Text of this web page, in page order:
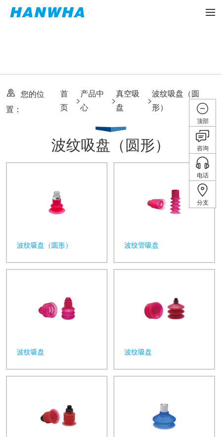
您的位
置：
首
页
>
产品中
心
>
真空吸
盘
>
波纹吸盘（圆
形）
波纹吸盘（圆形）
波纹吸盘（圆形） 波纹管吸盘
波纹吸盘 波纹吸盘
顶部
咨询
电话
分支